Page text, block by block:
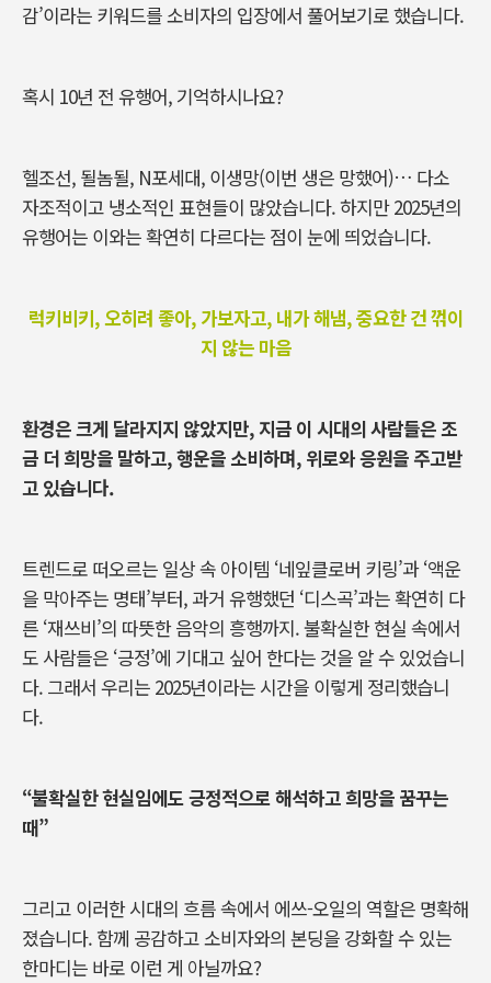
감’이라는 키워드를 소비자의 입장에서 풀어보기로 했습니다.
혹시 10년 전 유행어, 기억하시나요?
헬조선, 될놈될, N포세대, 이생망(이번 생은 망했어)… 다소
자조적이고 냉소적인 표현들이 많았습니다. 하지만 2025년의
유행어는 이와는 확연히 다르다는 점이 눈에 띄었습니다.
럭키비키, 오히려 좋아, 가보자고, 내가 해냄, 중요한 건 꺾이
지 않는 마음
환경은 크게 달라지지 않았지만, 지금 이 시대의 사람들은 조
금 더 희망을 말하고, 행운을 소비하며, 위로와 응원을 주고받
고 있습니다.
트렌드로 떠오르는 일상 속 아이템 ‘네잎클로버 키링’과 ‘액운
을 막아주는 명태’부터, 과거 유행했던 ‘디스곡’과는 확연히 다
른 ‘재쓰비’의 따뜻한 음악의 흥행까지.불확실한 현실 속에서
도 사람들은 ‘긍정’에 기대고 싶어 한다는 것을 알 수 있었습니
다. 그래서 우리는 2025년이라는 시간을 이렇게 정리했습니
다.
“불확실한 현실임에도 긍정적으로 해석하고 희망을 꿈꾸는
때”
그리고 이러한 시대의 흐름 속에서 에쓰-오일의 역할은 명확해
졌습니다. 함께 공감하고 소비자와의 본딩을 강화할 수 있는
한마디는 바로 이런 게 아닐까요?